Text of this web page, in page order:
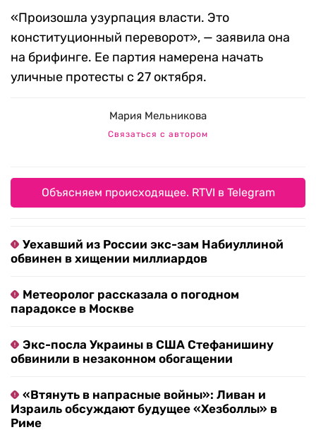
«Произошла узурпация власти. Это
конституционный переворот», — заявила она
на брифинге. Ее партия намерена начать
уличные протесты с 27 октября.
Мария Мельникова
Связаться с автором
Объясняем происходящее. RTVI в Telegram
Уехавший из России экс-зам Набиуллиной
обвинен в хищении миллиардов
Метеоролог рассказала о погодном
парадоксе в Москве
Экс-посла Украины в США Стефанишину
обвинили в незаконном обогащении
«Втянуть в напрасные войны»: Ливан и
Израиль обсуждают будущее «Хезболлы» в
Риме